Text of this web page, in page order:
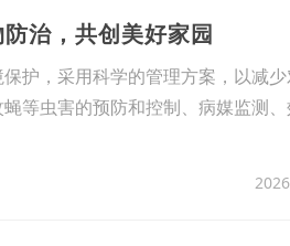
治，共创美好家园
护，采用科学的管理方案，以减少
等虫害的预防和控制、病媒监测、